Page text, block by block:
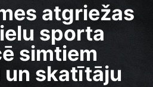
atgriežas
sporta
simtiem
skatītāju